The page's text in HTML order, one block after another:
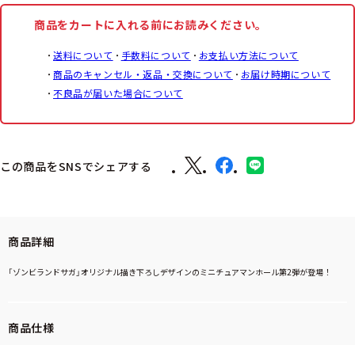
商品をカートに入れる前にお読みください。
送料について 手数料について
お支払い方法について
商品のキャンセル・返品・交換について
お届け時期について
不良品が届いた場合について
この商品をSNSでシェアする
商品詳細
「ゾンビランドサガ」オリジナル描き下ろしデザインのミニチュアマンホール第2弾が登場！
商品仕様